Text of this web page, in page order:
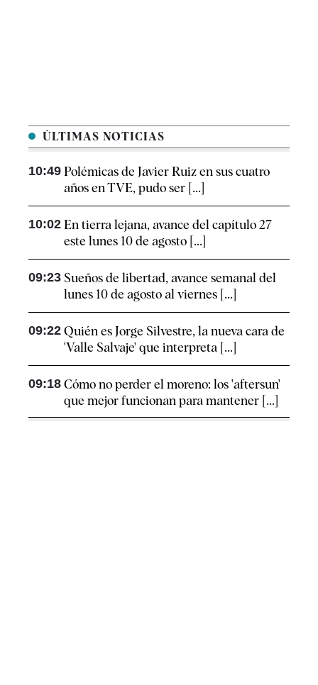
ÚLTIMAS NOTICIAS
10:49 Polémicas de Javier Ruiz en sus cuatro
años en TVE, pudo ser [...]
10:02 En tierra lejana, avance del capítulo 27
este lunes 10 de agosto [...]
09:23 Sueños de libertad, avance semanal del
lunes 10 de agosto al viernes [...]
09:22 Quién es Jorge Silvestre, la nueva cara de
'Valle Salvaje' que interpreta [...]
09:18 Cómo no perder el moreno: los 'aftersun'
que mejor funcionan para mantener [...]